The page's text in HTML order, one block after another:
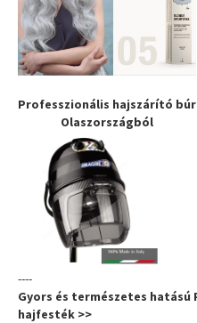
Professzionális hajszárító
Olaszországból
----
Gyors és természetes hatású
hajfesték >>